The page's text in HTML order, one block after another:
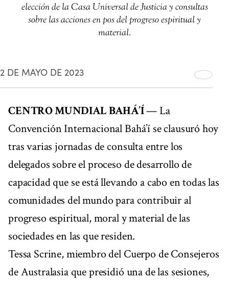
elección de la Casa Universal de Justicia y consultas
sobre las acciones en pos del progreso espiritual y
material.
2 DE MAYO DE 2023
CENTRO MUNDIAL BAHÁ’Í— La
Convención Internacional Bahá’í se clausuró hoy
tras varias jornadas de consulta entre los
delegados sobre el proceso de desarrollo de
capacidad que se está llevando a cabo en todas las
comunidades del mundo para contribuir al
progreso espiritual, moral y material de las
sociedades en las que residen.
Tessa Scrine, miembro del Cuerpo de Consejeros
de Australasia que presidió una de las sesiones,